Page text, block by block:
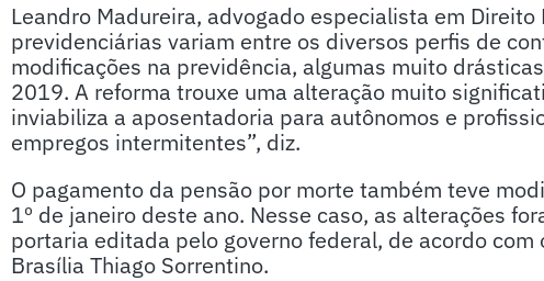
Leandro Madureira, advogado especialista em
previdenciárias variam entre os diversos perfis de
modificações na previdência, algumas muito
2019. A reforma trouxe uma alteração muito
inviabiliza a aposentadoria para autônomos e
empregos intermitentes”, diz.
O pagamento da pensão por morte também teve
1º de janeiro deste ano. Nesse caso, as alterações
portaria editada pelo governo federal, de acordo
Brasília Thiago Sorrentino.